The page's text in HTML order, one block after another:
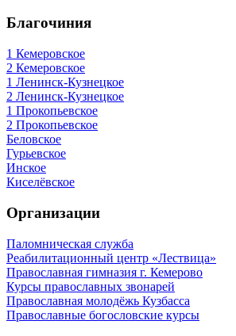
Благочиния
1 Кемеровское
2 Кемеровское
1 Ленинск-Кузнецкое
2 Ленинск-Кузнецкое
1 Прокопьевское
2 Прокопьевское
Беловское
Гурьевское
Инское
Киселёвское
Организации
Паломническая служба
Реабилитационный центр «Лествица»
Православная гимназия г. Кемерово
Курсы православных звонарей
Православная молодёжь Кузбасса
Православные богословские курсы